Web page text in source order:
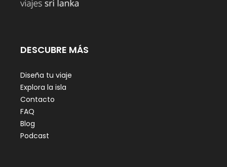
DESCUBRE MÁS
Diseña tu viaje
Explora la isla
Contacto
FAQ
Blog
Podcast